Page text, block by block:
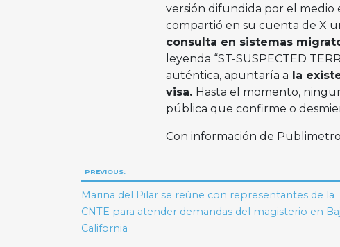
versión difundida por el medio
compartió en su cuenta de X
consulta en sistemas
leyenda “ST-SUSPECTED
auténtica, apuntaría a la
visa. Hasta el momento,
pública que confirme o
Con información de Publimetro
Navegación
de
entradas
PREVIOUS:
Marina del Pilar se reúne con representantes de la
CNTE para atender demandas del magisterio en
California